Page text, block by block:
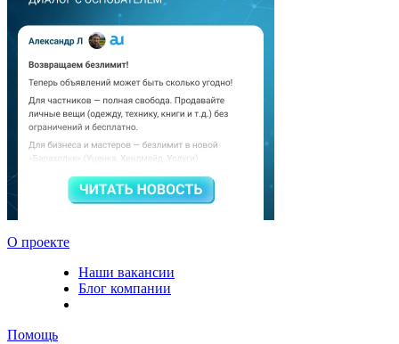
О проекте
Наши вакансии
Блог компании
Помощь